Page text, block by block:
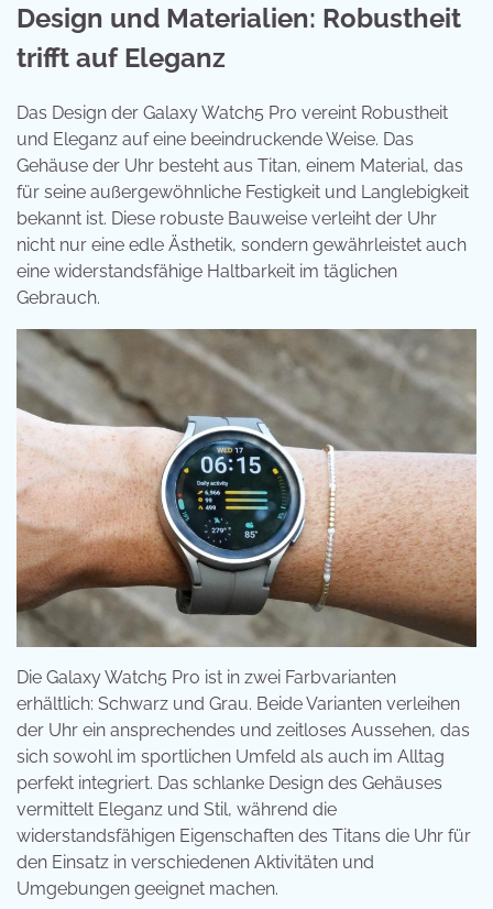
Design und Materialien: Robustheit
trifft auf Eleganz
Das Design der Galaxy Watch5 Pro vereint Robustheit
und Eleganz auf eine beeindruckende Weise. Das
Gehäuse der Uhr besteht aus Titan, einem Material, das
für seine außergewöhnliche Festigkeit und Langlebigkeit
bekannt ist. Diese robuste Bauweise verleiht der Uhr
nicht nur eine edle Ästhetik, sondern gewährleistet auch
eine widerstandsfähige Haltbarkeit im täglichen
Gebrauch.
Die Galaxy Watch5 Pro ist in zwei Farbvarianten
erhältlich: Schwarz und Grau. Beide Varianten verleihen
der Uhr ein ansprechendes und zeitloses Aussehen, das
sich sowohl im sportlichen Umfeld als auch im Alltag
perfekt integriert. Das schlanke Design des Gehäuses
vermittelt Eleganz und Stil, während die
widerstandsfähigen Eigenschaften des Titans die Uhr für
den Einsatz in verschiedenen Aktivitäten und
Umgebungen geeignet machen.